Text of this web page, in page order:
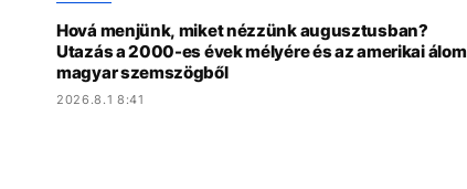
Hová menjünk, miket nézzünk augusztusban?
Utazás a 2000-es évek mélyére és az amerikai álom
magyar szemszögből
2026.8.1 8:41